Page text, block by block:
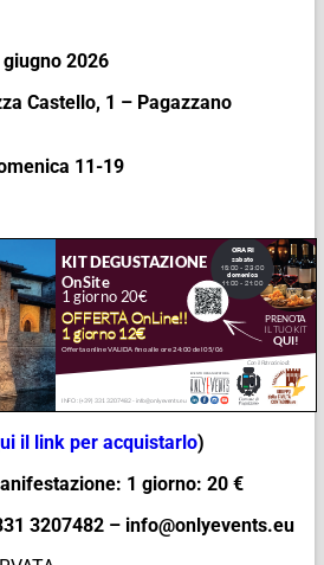
2026
Castello, 1 – Pagazzano
11-19
il link per acquistarlo)
1 giorno: 20 €
3207482 – info@onlyevents.eu